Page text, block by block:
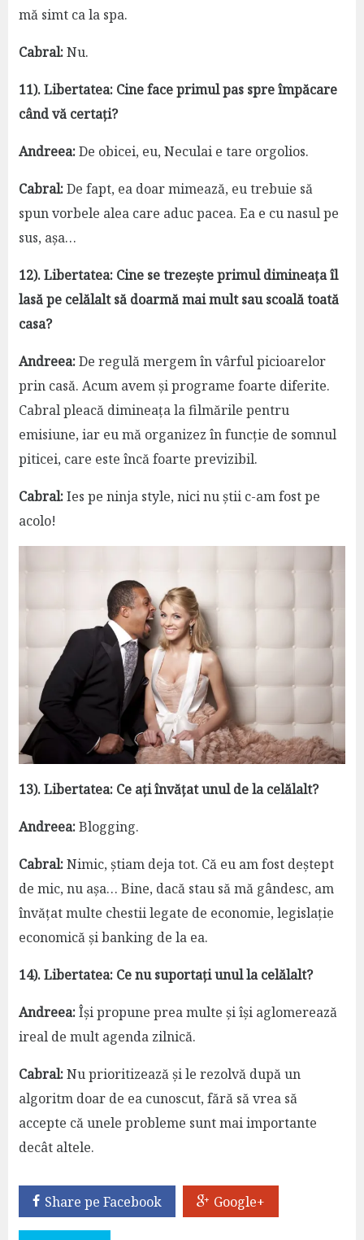
mă simt ca la spa.
Cabral:Nu.
11). Libertatea: Cine face primul pas spre împăcare
când vă certați?
Andreea:De obicei, eu, Neculai e tare orgolios.
Cabral:De fapt, ea doar mimează, eu trebuie să
spun vorbele alea care aduc pacea. Ea e cu nasul pe
sus, așa…
12). Libertatea: Cine se trezește primul dimineața îl
lasă pe celălalt să doarmă mai mult sau scoală toată
casa?
Andreea:De regulă mergem în vârful picioarelor
prin casă. Acum avem și programe foarte diferite.
Cabral pleacă dimineața la filmările pentru
emisiune, iar eu mă organizez în funcție de somnul
piticei, care este încă foarte previzibil.
Cabral:Ies pe ninja style, nici nu știi c-am fost pe
acolo!
13). Libertatea: Ce ați învățat unul de la celălalt?
Andreea:Blogging.
Cabral:Nimic, știam deja tot. Că eu am fost deștept
de mic, nu așa… Bine, dacă stau să mă gândesc, am
învățat multe chestii legate de economie, legislație
economică și banking de la ea.
14). Libertatea: Ce nu suportați unul la celălalt?
Andreea:Își propune prea multe și își aglomerează
ireal de mult agenda zilnică.
Cabral:Nu prioritizează și le rezolvă după un
algoritm doar de ea cunoscut, fără să vrea să
accepte că unele probleme sunt mai importante
decât altele.
Share pe Facebook Google+